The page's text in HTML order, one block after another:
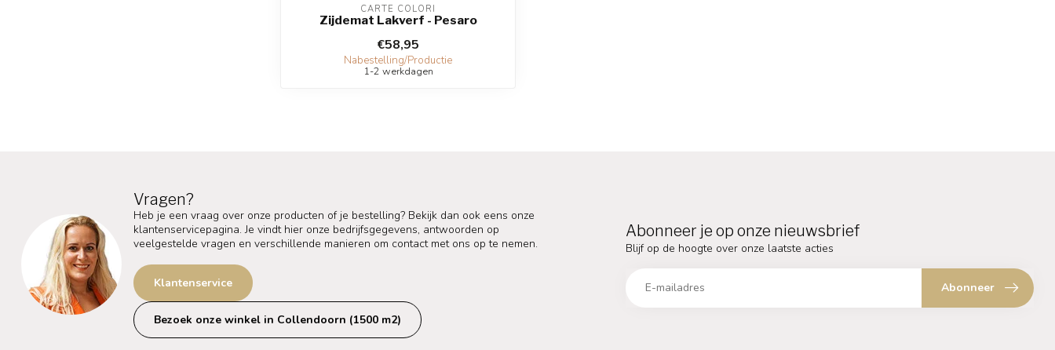
CARTE COLORI
Zijdemat Lakverf - Pesaro
€58,95
Nabestelling/Productie
1-2 werkdagen
Vragen?
Heb je een vraag over onze producten of je bestelling? Bekijk dan ook eens onze
klantenservicepagina. Je vindt hier onze bedrijfsgegevens, antwoorden op
veelgestelde vragen en verschillende manieren om contact met ons op te nemen.
Klantenservice
Bezoek onze winkel in Collendoorn (1500 m2)
Abonneer je op onze nieuwsbrief
Blijf op de hoogte over onze laatste acties
Abonneer